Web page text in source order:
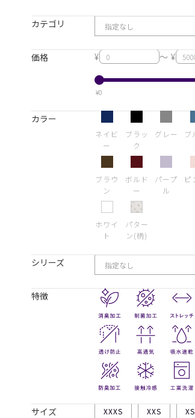
カテゴリ
価格 ¥ ～ ¥
¥0
カラー
ネイビ
ー
ブラッ
ク
グレー ブ
ブラウ
ン
ボルド
ー
パープ
ル
ピ
ホワイ
ト
パター
ン(柄)
シリーズ
特徴
サイズ XXXS XXS XS